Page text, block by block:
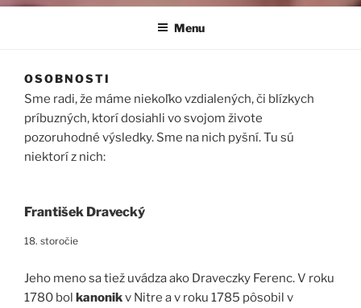
Menu
OSOBNOSTI
Sme radi, že máme niekoľko vzdialených, či blízkych
príbuzných, ktorí dosiahli vo svojom živote
pozoruhodné výsledky. Sme na nich pyšní. Tu sú
niektorí z nich:
František Dravecký
18. storočie
Jeho meno sa tiež uvádza ako Draveczky Ferenc. V roku
1780 bol kanonikv Nitre a v roku 1785 pôsobil v